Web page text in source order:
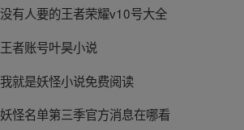
没有人要的王者荣耀v10号大全
王者账号叶昊小说
我就是妖怪小说免费阅读
妖怪名单第三季官方消息在哪看